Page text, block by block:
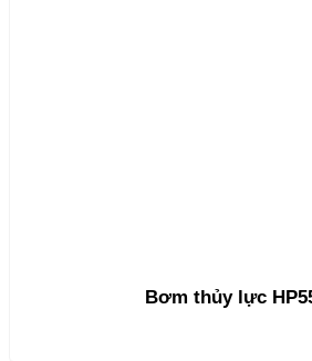
Bơm thủy lực